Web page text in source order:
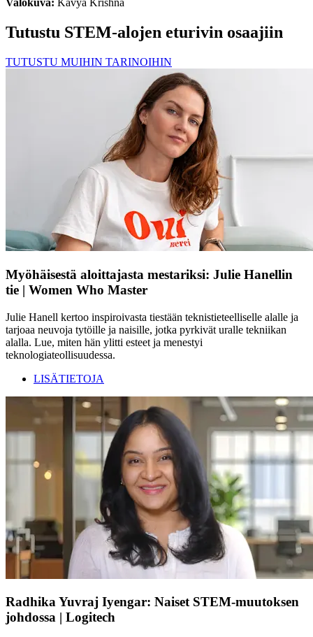
Valokuva: Kavya Krishna
Tutustu STEM-alojen eturivin osaajiin
TUTUSTU MUIHIN TARINOIHIN
Myöhäisestä aloittajasta mestariksi: Julie Hanellin
tie | Women Who Master
Julie Hanell kertoo inspiroivasta tiestään teknistieteelliselle alalle ja
tarjoaa neuvoja tytöille ja naisille, jotka pyrkivät uralle tekniikan
alalla. Lue, miten hän ylitti esteet ja menestyi
teknologiateollisuudessa.
LISÄTIETOJA
Radhika Yuvraj Iyengar: Naiset STEM-muutoksen
johdossa | Logitech